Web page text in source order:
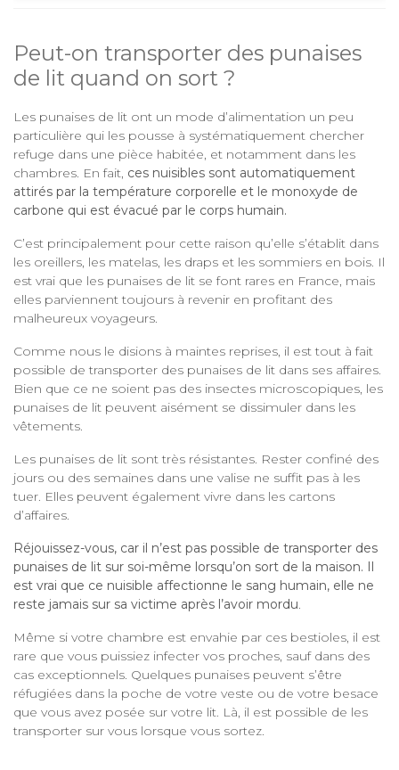
Peut-on transporter des punaises
de lit quand on sort ?
Les punaises de lit ont un mode d’alimentation un peu
particulière qui les pousse à systématiquement chercher
refuge dans une pièce habitée, et notamment dans les
chambres. En fait, ces nuisibles sont automatiquement
attirés par la température corporelle et le monoxyde de
carbone qui est évacué par le corps humain.
C’est principalement pour cette raison qu’elle s’établit dans
les oreillers, les matelas, les draps et les sommiers en bois. Il
est vrai que les punaises de lit se font rares en France, mais
elles parviennent toujours à revenir en profitant des
malheureux voyageurs.
Comme nous le disions à maintes reprises, il est tout à fait
possible de transporter des punaises de lit dans ses affaires.
Bien que ce ne soient pas des insectes microscopiques, les
punaises de lit peuvent aisément se dissimuler dans les
vêtements.
Les punaises de lit sont très résistantes. Rester confiné des
jours ou des semaines dans une valise ne suffit pas à les
tuer. Elles peuvent également vivre dans les cartons
d’affaires.
Réjouissez-vous, car il n’est pas possible de transporter des
punaises de lit sur soi-même lorsqu’on sort de la maison. Il
est vrai que ce nuisible affectionne le sang humain, elle ne
reste jamais sur sa victime après l’avoir mordu.
Même si votre chambre est envahie par ces bestioles, il est
rare que vous puissiez infecter vos proches, sauf dans des
cas exceptionnels. Quelques punaises peuvent s’être
réfugiées dans la poche de votre veste ou de votre besace
que vous avez posée sur votre lit. Là, il est possible de les
transporter sur vous lorsque vous sortez.